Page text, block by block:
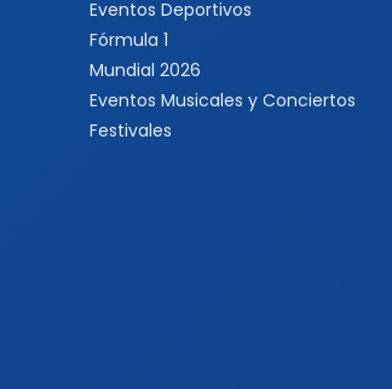
Eventos Deportivos
Fórmula 1
Mundial 2026
Eventos Musicales y Conciertos
Festivales